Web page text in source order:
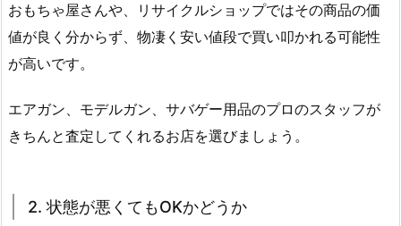
おもちゃ屋さんや、リサイクルショップではその商品の価
値が良く分からず、物凄く安い値段で買い叩かれる可能性
が高いです。
エアガン、モデルガン、サバゲー用品のプロのスタッフが
きちんと査定してくれるお店を選びましょう。
2. 状態が悪くてもOKかどうか